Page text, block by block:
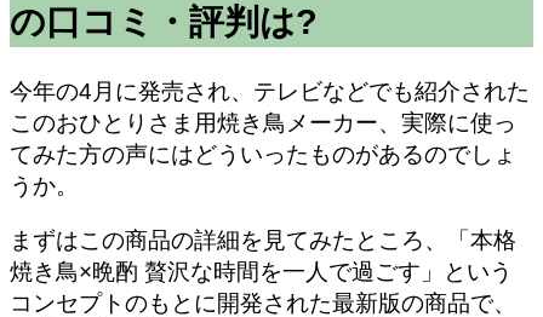
の口コミ・評判は?
今年の4月に発売され、テレビなどでも紹介された
このおひとりさま用焼き鳥メーカー、実際に使っ
てみた方の声にはどういったものがあるのでしょ
うか。
まずはこの商品の詳細を見てみたところ、「本格
焼き鳥×晩酌 贅沢な時間を一人で過ごす」という
コンセプトのもとに開発された最新版の商品で、